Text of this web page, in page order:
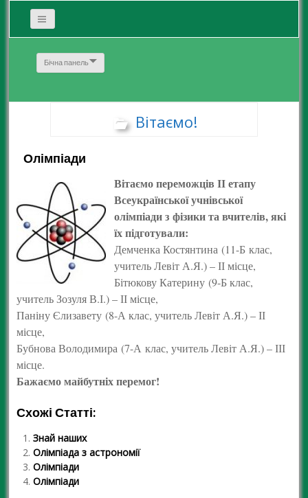
Бічна панель
Вітаємо!
Олімпіади
Вітаємо переможців ІІ етапу
Всеукраїнської учнівської
олімпіади з фізики та вчителів, які
їх підготували:
Демченка Костянтина (11-Б клас,
учитель Левіт А.Я.) – ІІ місце,
Бітюкову Катерину (9-Б клас,
учитель Зозуля В.І.) – ІІ місце,
Паніну Єлизавету (8-А клас, учитель Левіт А.Я.) – ІІ
місце,
Бубнова Володимира (7-А клас, учитель Левіт А.Я.) – ІІІ
місце.
Бажаємо майбутніх перемог!
Схожі Статті:
Знай наших
Олімпіада з астрономії
Олімпіади
Олімпіади